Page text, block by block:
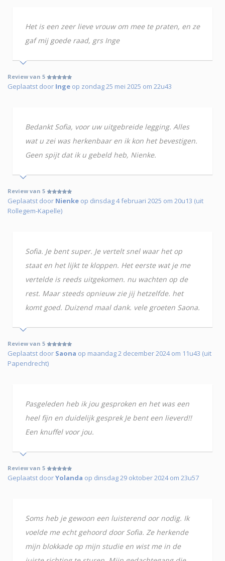
Het is een zeer lieve vrouw om mee te praten, en ze
gaf mij goede raad, grs Inge
Review van 5
Geplaatst door Inge op zondag 25 mei 2025 om 22u43
Bedankt Sofia, voor uw uitgebreide legging. Alles
wat u zei was herkenbaar en ik kon het bevestigen.
Geen spijt dat ik u gebeld heb, Nienke.
Review van 5
Geplaatst door Nienke op dinsdag 4 februari 2025 om 20u13 (uit
Rollegem-Kapelle)
Sofia. Je bent super. Je vertelt snel waar het op
staat en het lijkt te kloppen. Het eerste wat je me
vertelde is reeds uitgekomen. nu wachten op de
rest. Maar steeds opnieuw zie jij hetzelfde. het
komt goed. Duizend maal dank. vele groeten Saona.
Review van 5
Geplaatst door Saona op maandag 2 december 2024 om 11u43 (uit
Papendrecht)
Pasgeleden heb ik jou gesproken en het was een
heel fijn en duidelijk gesprek Je bent een lieverd!!
Een knuffel voor jou.
Review van 5
Geplaatst doorYolanda op dinsdag 29 oktober 2024 om 23u57
Soms heb je gewoon een luisterend oor nodig. Ik
voelde me echt gehoord door Sofia. Ze herkende
mijn blokkade op mijn studie en wist me in de